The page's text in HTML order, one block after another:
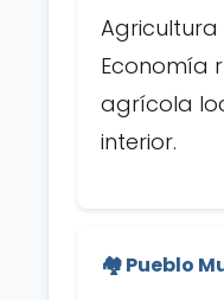
Economía
agrícola
interior.
🏘️ Pueblo